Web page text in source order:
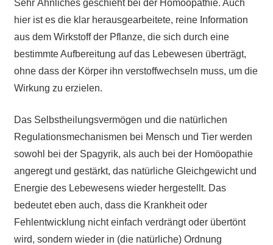
Sehr Ähnliches geschieht bei der Homöopathie. Auch
hier ist es die klar herausgearbeitete, reine Information
aus dem Wirkstoff der Pflanze, die sich durch eine
bestimmte Aufbereitung auf das Lebewesen überträgt,
ohne dass der Körper ihn verstoffwechseln muss, um die
Wirkung zu erzielen.
Das Selbstheilungsvermögen und die natürlichen
Regulationsmechanismen bei Mensch und Tier werden
sowohl bei der Spagyrik, als auch bei der Homöopathie
angeregt und gestärkt, das natürliche Gleichgewicht und
Energie des Lebewesens wieder hergestellt. Das
bedeutet eben auch, dass die Krankheit oder
Fehlentwicklung nicht einfach verdrängt oder übertönt
wird, sondern wieder in (die natürliche) Ordnung